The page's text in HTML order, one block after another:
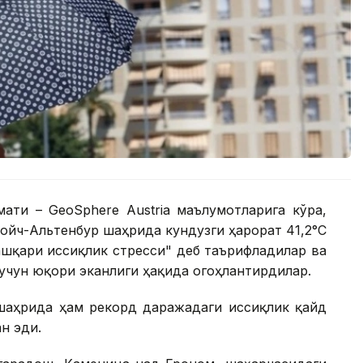
– GeoSphere Austria маълумотларига кўра,
Альтенбур шаҳрида кундузги ҳарорат 41,2°С
иссиқлик стресси" деб таърифладилар ва
юқори эканлиги ҳақида огоҳлантирдилар.
ҳам рекорд даражадаги иссиқлик қайд
эди.